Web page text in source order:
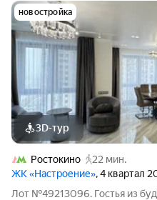
новостройка
3D-тур
Ростокино
22 мин.
ЖК «Настроение», 4 квартал
Лот №49213096. Гостья из